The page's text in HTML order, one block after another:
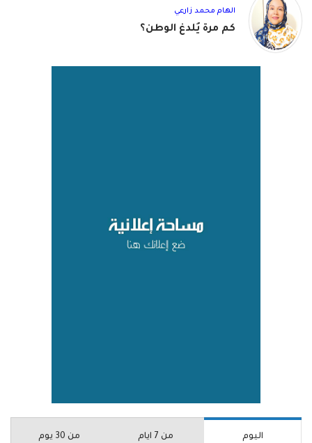
الهام محمد زارعي
كم مرة يُلدغ الوطن؟
اليوم من 7 ايام من 30 يوم